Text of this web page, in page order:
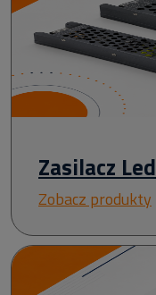
Zasilacz Led
Zobacz produkty